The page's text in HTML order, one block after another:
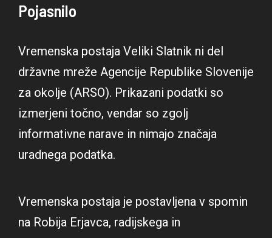
Pojasnilo
Vremenska postaja Veliki Slatnik ni del
državne mreže Agencije Republike Slovenije
za okolje (ARSO). Prikazani podatki so
izmerjeni točno, vendar so zgolj
informativne narave in nimajo značaja
uradnega podatka.
Vremenska postaja je postavljena v spomin
na Robija Erjavca, radijskega in